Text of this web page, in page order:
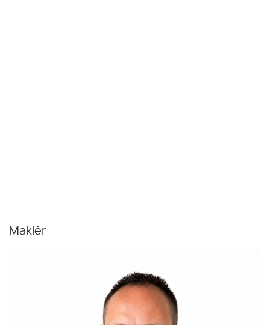
Maklér